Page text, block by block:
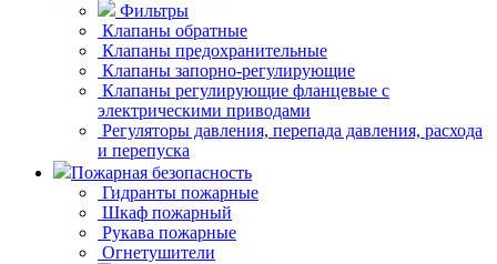
Фильтры
Клапаны обратные
Клапаны предохранительные
Клапаны запорно-регулирующие
Клапаны регулирующие фланцевые с
электрическими приводами
Регуляторы давления, перепада давления, расхода
и перепуска
Пожарная безопасность
Гидранты пожарные
Шкаф пожарный
Рукава пожарные
Огнетушители